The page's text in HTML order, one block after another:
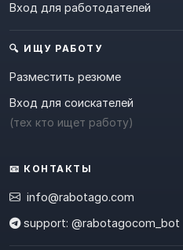
Вход для работодателей
🔍 ИЩУ РАБОТУ
Разместить резюме
Вход для соискателей
(тех кто ищет работу)
📧 КОНТАКТЫ
info@rabotago.com
support: @rabotagocom_bot